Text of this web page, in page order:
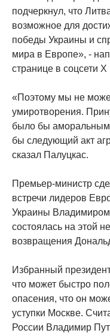
подчеркнул, что
возможное для
победы Украины и
мира в Европе», -
странице в соцсети X
«Поэтому мы не
умиротворения.
было бы
бы следующий акт
сказал Палуцкас.
Премьер-министр
встречи лидеров
Украины Владимиром
состоялась на этой
возвращения
Избранный
что может быстро
опасения, что он
уступки Москве.
России Владимир